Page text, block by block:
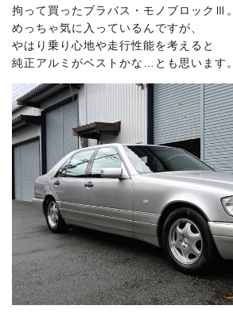
拘って買ったブラバス・モノブロックⅢ。
めっちゃ気に入っているんですが、
やはり乗り心地や走行性能を考えると
純正アルミがベストかな…とも思います。